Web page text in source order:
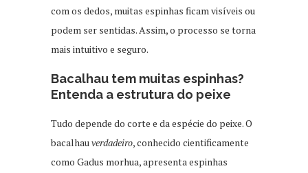
com os dedos, muitas espinhas ficam visíveis ou
podem ser sentidas. Assim, o processo se torna
mais intuitivo e seguro.
Bacalhau tem muitas espinhas?
Entenda a estrutura do peixe
Tudo depende do corte e da espécie do peixe. O
bacalhauverdadeiro, conhecido cientificamente
como Gadus morhua, apresenta espinhas